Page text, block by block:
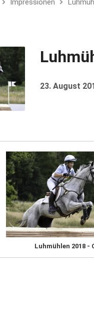
Impressionen
23. August
Luhmühlen 2018 -